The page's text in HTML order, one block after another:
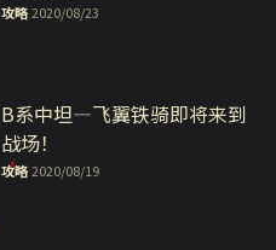
攻略 2020/08/23
B系中坦—飞翼铁骑即将来到
战场！
攻略 2020/08/19